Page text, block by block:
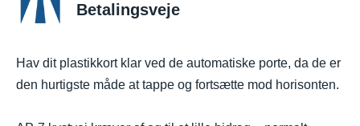
Betalingsveje
Hav dit plastikkort klar ved de automatiske porte, da de er
den hurtigste måde at tappe og fortsætte mod horisonten.